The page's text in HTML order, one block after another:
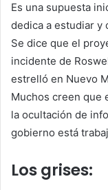
Es una supuesta
dedica a estudiar y
Se dice que el
incidente de
estrelló en Nuevo
Muchos creen que
la ocultación de
gobierno está
Los grises: